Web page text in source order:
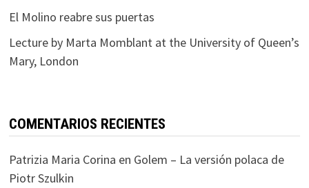
El Molino reabre sus puertas
Lecture by Marta Momblant at the University of Queen’s
Mary, London
COMENTARIOS RECIENTES
Patrizia Maria Corina en Golem – La versión polaca de
Piotr Szulkin